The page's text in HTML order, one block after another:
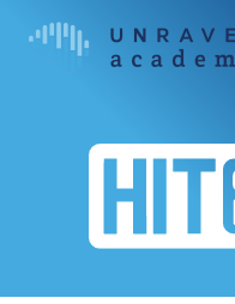
Skip to main content